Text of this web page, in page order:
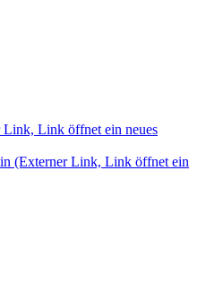
Link, Link öffnet ein neues
(Externer Link, Link öffnet ein